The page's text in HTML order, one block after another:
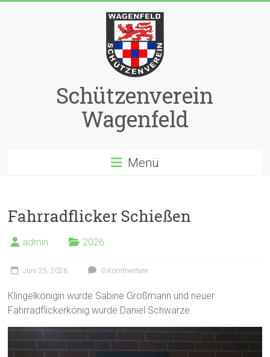
Schützenverein
Wagenfeld
Menü
Fahrradflicker Schießen
admin 2026
Juni 25, 2026 0 Kommentare
Klingelkönigin wurde Sabine Großmann und neuer
Fahrradflickerkönig wurde Daniel Schwarze.